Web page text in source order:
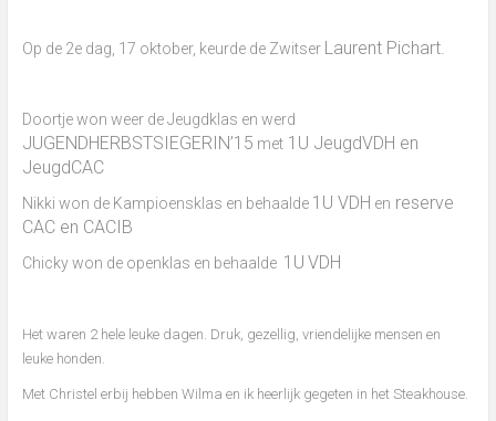
Op de 2e dag, 17 oktober, keurde de Zwitser Laurent Pichart.
Doortje won weer de Jeugdklas en werd
JUGENDHERBSTSIEGERIN’15 met1U JeugdVDH en
JeugdCAC
Nikki won de Kampioensklas en behaalde 1U VDH en reserve
CAC en CACIB
Chicky won de openklas en behaalde 1U VDH
Het waren 2 hele leuke dagen. Druk, gezellig, vriendelijke mensen en
leuke honden.
Met Christel erbij hebben Wilma en ik heerlijk gegeten in het Steakhouse.